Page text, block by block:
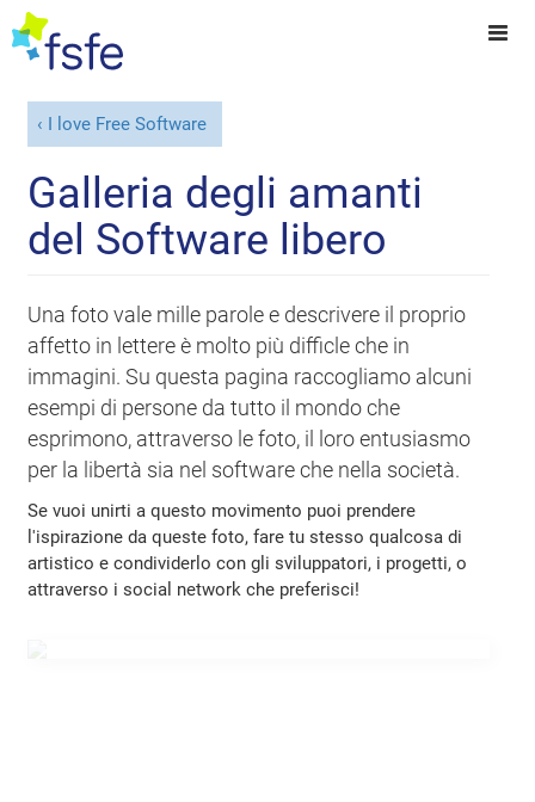
I love Free Software
Galleria degli amanti
del Software libero
Una foto vale mille parole e descrivere il proprio
affetto in lettere è molto più difficle che in
immagini. Su questa pagina raccogliamo alcuni
esempi di persone da tutto il mondo che
esprimono, attraverso le foto, il loro entusiasmo
per la libertà sia nel software che nella società.
Se vuoi unirti a questo movimento puoi prendere
l'ispirazione da queste foto, fare tu stesso qualcosa di
artistico e condividerlo con gli sviluppatori, i progetti, o
attraverso i social network che preferisci!